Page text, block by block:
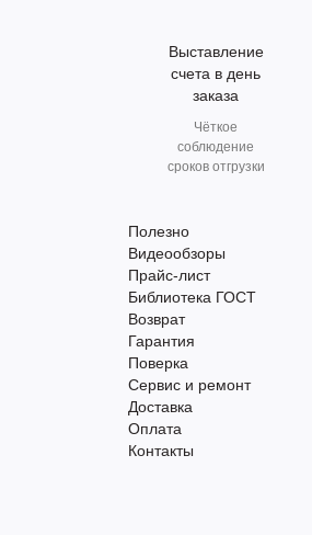
Выставление
счета в день
заказа
Чёткое
соблюдение
сроков отгрузки
Полезно
Видеообзоры
Прайс-лист
Библиотека ГОСТ
Возврат
Гарантия
Поверка
Сервис и ремонт
Доставка
Оплата
Контакты